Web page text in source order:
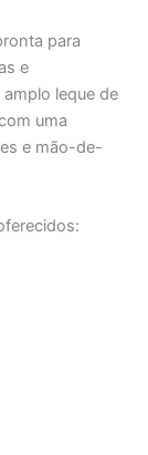
para
e
leque de
uma
e mão-de-